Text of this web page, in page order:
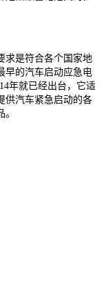
求是符合各个国家地
早的汽车启动应急电
年就已经出台，它适
供汽车紧急启动的各